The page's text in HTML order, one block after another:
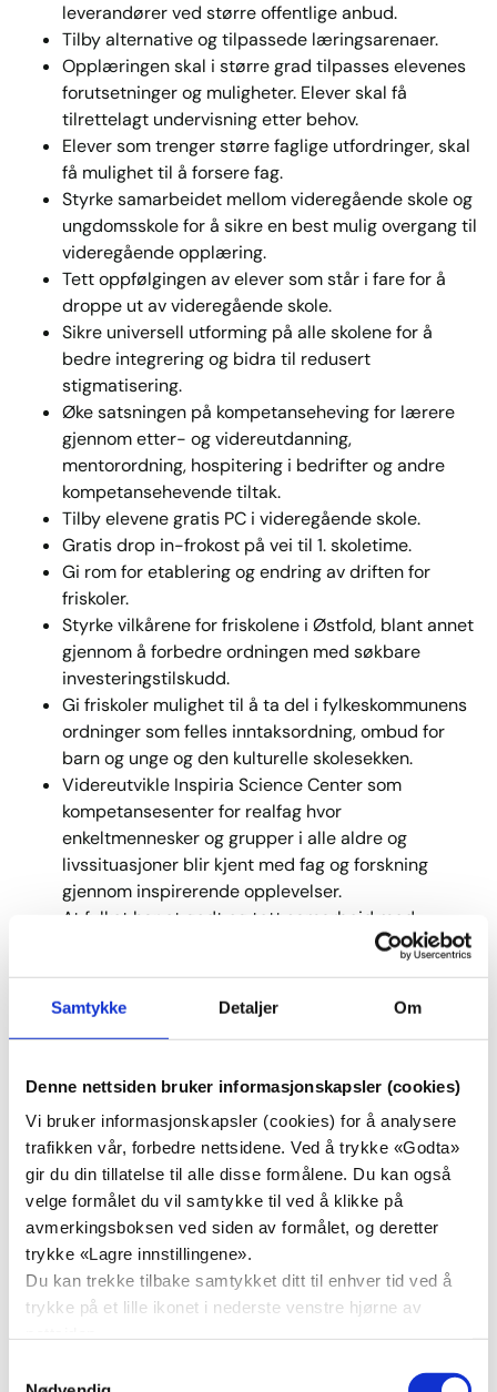
Samtykke Detaljer Om
Denne nettsiden bruker informasjonskapsler (cookies)
Vi bruker informasjonskapsler (cookies) for å analysere
trafikken vår, forbedre nettsidene. Ved å trykke «Godta»
gir du din tillatelse til alle disse formålene. Du kan også
velge formålet du vil samtykke til ved å klikke på
avmerkingsboksen ved siden av formålet, og deretter
trykke «Lagre innstillingene».
Du kan trekke tilbake samtykket ditt til enhver tid ved å
trykke på et lille ikonet i nederste venstre hjørne av
leverandører ved større offentlige anbud.
Tilby alternative og tilpassede læringsarenaer.
Opplæringen skal i større grad tilpasses elevenes
forutsetninger og muligheter. Elever skal få
tilrettelagt undervisning etter behov.
Elever som trenger større faglige utfordringer, skal
få mulighet til å forsere fag.
Styrke samarbeidet mellom videregående skole og
ungdomsskole for å sikre en best mulig overgang til
videregående opplæring.
Tett oppfølgingen av elever som står i fare for å
droppe ut av videregående skole.
Sikre universell utforming på alle skolene for å
bedre integrering og bidra til redusert
stigmatisering.
Øke satsningen på kompetanseheving for lærere
gjennom etter- og videreutdanning,
mentorordning, hospitering i bedrifter og andre
kompetansehevende tiltak.
Tilby elevene gratis PC i videregående skole.
Gratis drop in-frokost på vei til 1. skoletime.
Gi rom for etablering og endring av driften for
friskoler.
Styrke vilkårene for friskolene i Østfold, blant annet
gjennom å forbedre ordningen med søkbare
investeringstilskudd.
Gi friskoler mulighet til å ta del i fylkeskommunens
ordninger som felles inntaksordning, ombud for
barn og unge og den kulturelle skolesekken.
Videreutvikle Inspiria Science Center som
kompetansesenter for realfag hvor
enkeltmennesker og grupper i alle aldre og
livssituasjoner blir kjent med fag og forskning
gjennom inspirerende opplevelser.
At fylket har et godt og tett samarbeid med
skoleløpet.
Opprette et prøveprosjekt med «åpen skole» på
møteplass og elevene får leksehjelp. I prosjektet
som ressurs.
Åpne våre videregående skoler også på kveldstid,
for organisert aktivitet.
Videreutvikle skolebibliotekene som fagressurs
innen kildebruk, kildekritikk og
informasjonsinnhenting.
Utvikle skolebibliotekene ved våre videregående
skoler og fagskoler til levende arenaer for samtale
og debatt, hvor elevene får utforske